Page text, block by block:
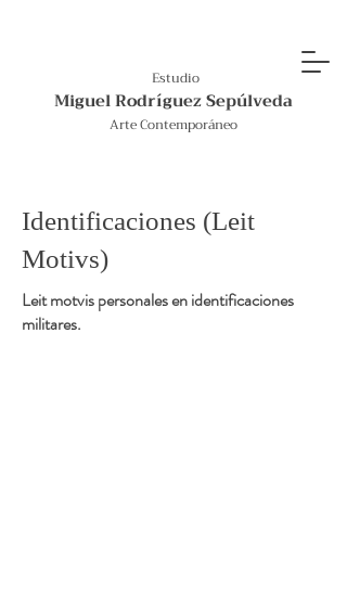
Estudio
Miguel Rodríguez Sepúlveda
Arte Contemporáneo
Identificaciones (Leit
Motivs)
Leit motvis personales en identificaciones
militares.